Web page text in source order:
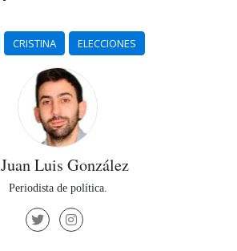
CRISTINA ELECCIONES
Juan Luis González
Periodista de política.